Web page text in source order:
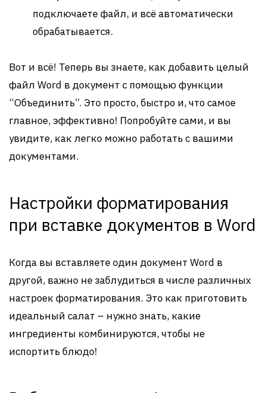
подключаете файл, и всё автоматически
обрабатывается.
Вот и всё! Теперь вы знаете, как добавить целый
файл Word в документ с помощью функции
“Объединить”. Это просто, быстро и, что самое
главное, эффективно! Попробуйте сами, и вы
увидите, как легко можно работать с вашими
документами.
Настройки форматирования
при вставке документов в Word
Когда вы вставляете один документ Word в
другой, важно не заблудиться в числе различных
настроек форматирования. Это как приготовить
идеальный салат – нужно знать, какие
ингредиенты комбинируются, чтобы не
испортить блюдо!